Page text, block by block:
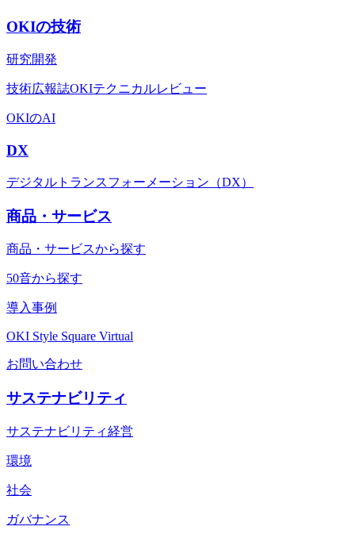
OKIの技術
研究開発
技術広報誌OKIテクニカルレビュー
OKIのAI
DX
デジタルトランスフォーメーション（DX）
商品・サービス
商品・サービスから探す
50音から探す
導入事例
OKI Style Square Virtual
お問い合わせ
サステナビリティ
サステナビリティ経営
環境
社会
ガバナンス